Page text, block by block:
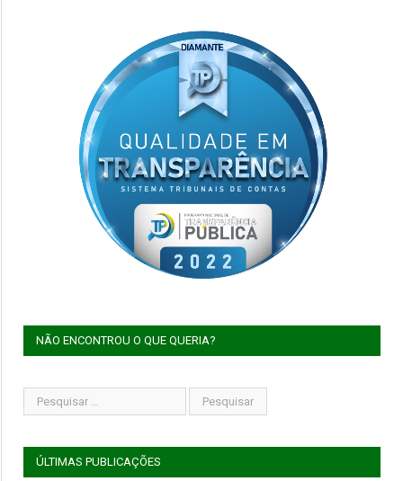
NÃO ENCONTROU O QUE QUERIA?
ÚLTIMAS PUBLICAÇÕES